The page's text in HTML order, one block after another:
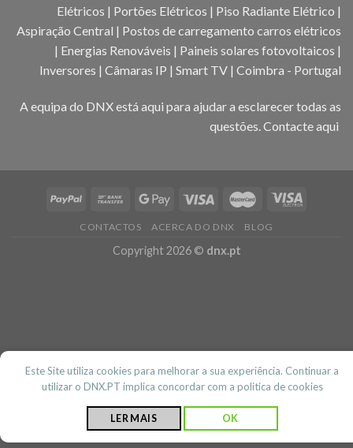
Elétricos | Portões Elétricos | Piso Radiante Elétrico |
Aspiração Central | Postos de carregamento carros elétricos
| Energias Renováveis | Paineis solares fotovoltaicos |
Inversores | Câmaras IP | Smart TV | Coimbra - Portugal
A equipa do DNX está aqui para ajudar a esclarecer todas as
questões. Contacte aqui
CONTACTOS ACERCA DO DNX BLOG
Copyright 2026 © dnx.pt
Este Site utiliza cookies para melhorar a sua experiência. Continuar a
utilizar o DNX.PT implica concordar com a politica de cookies